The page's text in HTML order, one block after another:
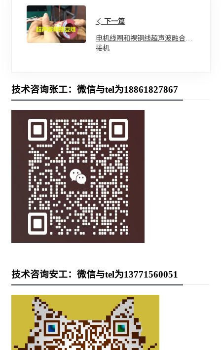
下一篇
电机线圈和裸铜线超声波融合焊
接机
技术咨询张工：微信与tel为18861827867
技术咨询安工：微信与tel为13771560051